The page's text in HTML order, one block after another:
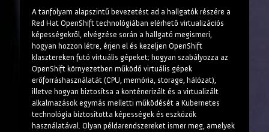
A tanfolyam alapszintű bevezetést ad a hallgatók részére a
Red Hat OpenShift technológiában elérhető virtualizációs
képességekről, elvégzése során a hallgató megismeri,
hogyan hozzon létre, érjen el és kezeljen OpenShift
klasztereken futó virtuális gépeket; hogyan szabályozza az
OpenShift környezetben működő virtuális gépek
erőforráshasználatát (CPU, memória, storage, hálózat),
illetve hogyan biztosítsa a konténerizált és a virtualizált
alkalmazások egymás melletti működését a Kubernetes
technológia biztosította képességek és eszközök
használatával. Olyan példarendszereket ismer meg, amelyek